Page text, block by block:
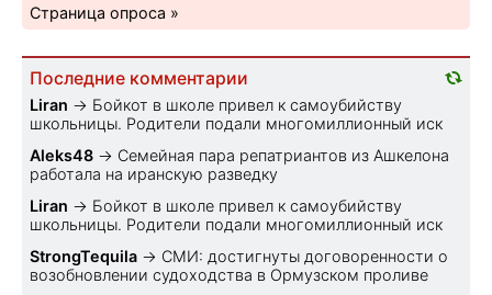
Страница опроса »
Последние комментарии
Liran → Бойкот в школе привел к самоубийству
школьницы. Родители подали многомиллионный иск
Aleks48 → Семейная пара репатриантов из Ашкелона
работала на иранскую разведку
Liran → Бойкот в школе привел к самоубийству
школьницы. Родители подали многомиллионный иск
StrongTequila → СМИ: достигнуты договоренности о
возобновлении судоходства в Ормузском проливе